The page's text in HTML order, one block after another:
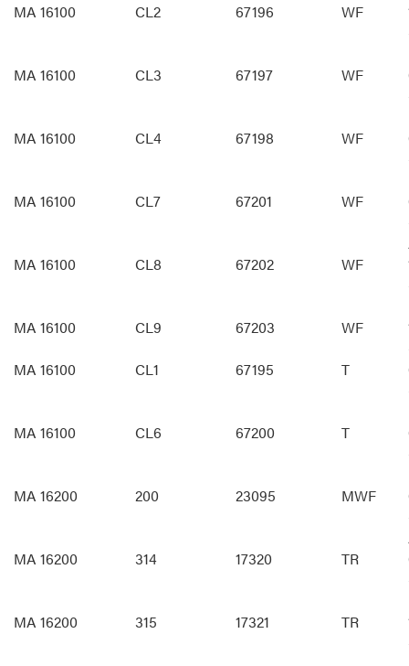
MA 16100
CL2 67196 WF
MA 16100
CL3 67197 WF
MA 16100
CL4 67198 WF
MA 16100
CL7 67201 WF
MA 16100
CL8 67202 WF
MA 16100
CL9 67203 WF
MA 16100
CL1 67195 T
MA 16100
CL6 67200 T
MA 16200
200 23095 MWF
MA 16200
314 17320 TR
MA 16200
315 17321 TR